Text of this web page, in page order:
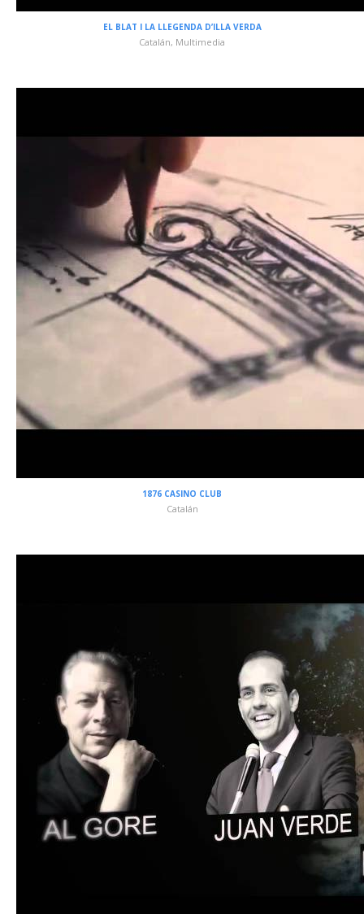
EL BLAT I LA LLEGENDA D’ILLA VERDA
Catalán, Multimedia
1876 CASINO CLUB
Catalán